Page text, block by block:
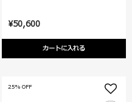
¥50,600
カートに入れる
25% OFF